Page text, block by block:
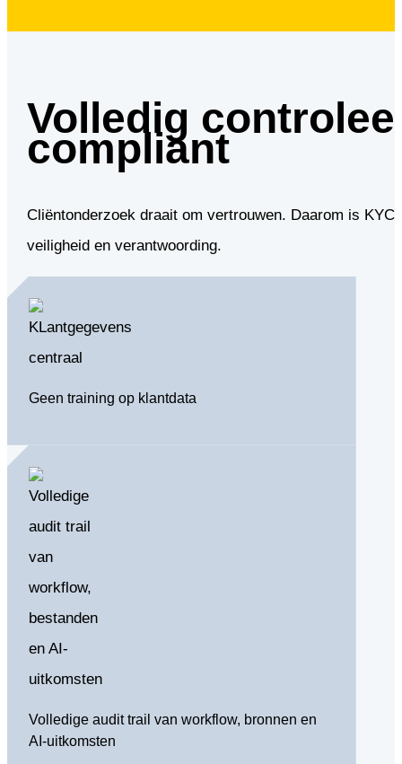
Volledig
compliant
Cliëntonderzoek draait om vertrouwen. Daarom is KYC
veiligheid en verantwoording.
Geen training op klantdata
Volledige audit trail van workflow, bronnen en
AI-uitkomsten